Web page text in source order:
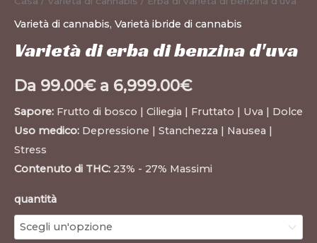
Varietà di cannabis, Varietà ibride di cannabis
Varietà di erba di benzina d'uva
Da 99.00€a 6,999.00€
Sapore: Frutto di bosco | Ciliegia | Fruttato | Uva | Dolce
Uso medico: Depressione | Stanchezza | Nausea |
Stress
Contenuto di THC: 23% - 27% Massimi
quantità